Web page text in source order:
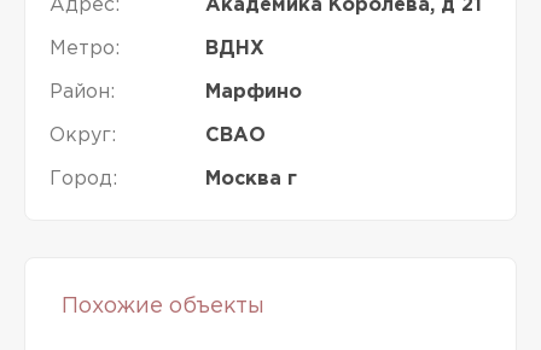
Адрес: Академика Королёва, д 21
Метро: ВДНХ
Район: Марфино
Округ: СВАО
Город: Москва г
Похожие объекты